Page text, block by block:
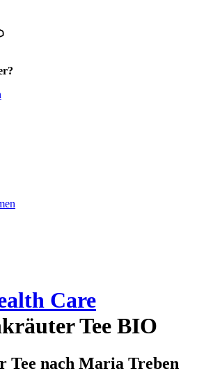
Care
Tee BIO
Tee nach Maria Treben